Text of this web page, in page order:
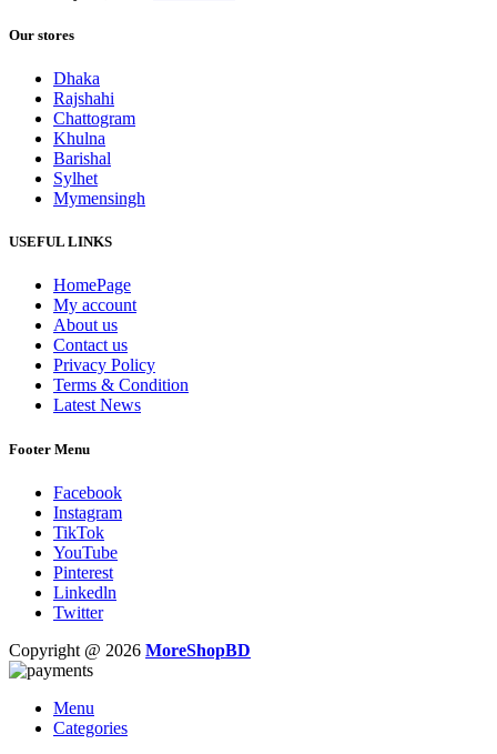
Our stores
Dhaka
Rajshahi
Chattogram
Khulna
Barishal
Sylhet
Mymensingh
USEFUL LINKS
HomePage
My account
About us
Contact us
Privacy Policy
Terms & Condition
Latest News
Footer Menu
Facebook
Instagram
TikTok
YouTube
Pinterest
Linkedln
Twitter
Copyright @ 2026 MoreShopBD
Menu
Categories